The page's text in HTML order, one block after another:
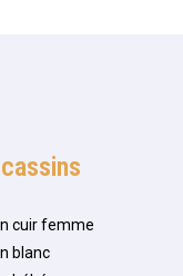
cuir femme
blanc